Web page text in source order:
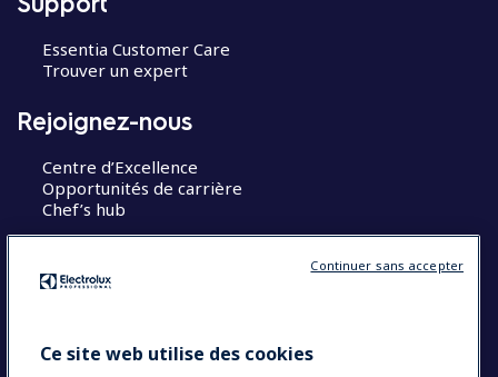
Essentia Customer Care
Trouver un expert
Rejoignez-nous
Centre d’Excellence
Opportunités de carrière
Chef’s hub
Ce site web utilise des cookies
Continuer sans accepter